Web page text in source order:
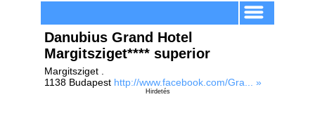
Danubius Grand Hotel
Margitsziget**** superior
Margitsziget .
1138 Budapest http://www.facebook.com/Gra... »
Hirdetés